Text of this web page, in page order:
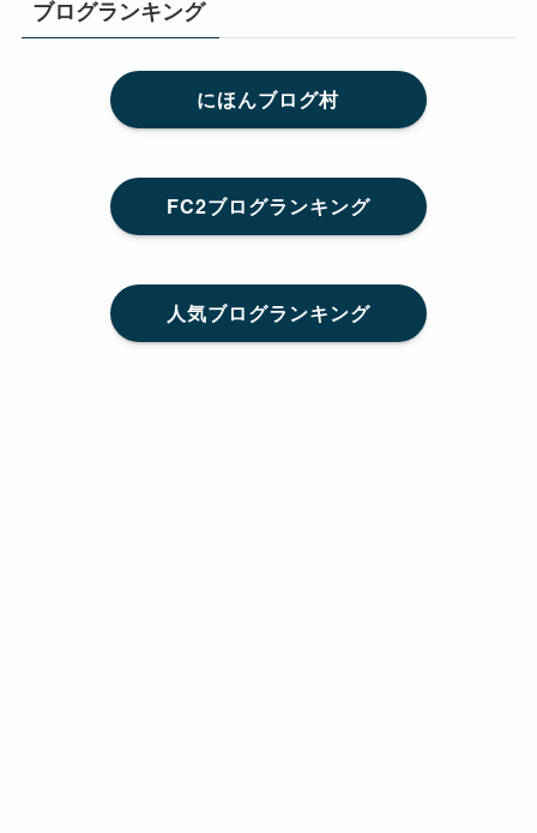
ブログランキング
にほんブログ村
FC2ブログランキング
人気ブログランキング